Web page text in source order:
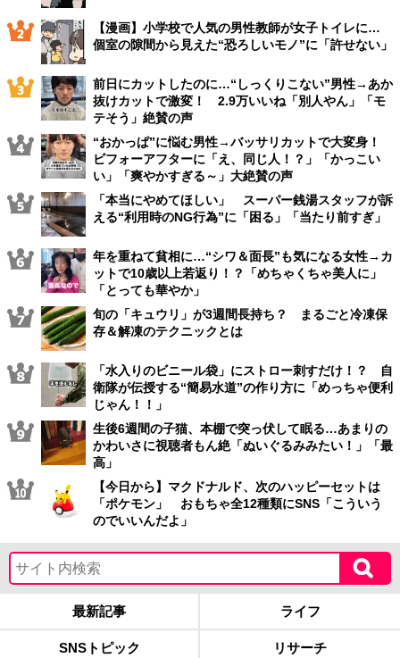
【漫画】小学校で人気の男性教師が女子トイレに…
個室の隙間から見えた“恐ろしいモノ”に「許せない」
前日にカットしたのに…“しっくりこない”男性→あか
抜けカットで激変！ 2.9万いいね「別人やん」「モ
テそう」絶賛の声
“おかっぱ”に悩む男性→バッサリカットで大変身！
ビフォーアフターに「え、同じ人！？」「かっこい
い」「爽やかすぎる～」大絶賛の声
「本当にやめてほしい」 スーパー銭湯スタッフが訴
える“利用時のNG行為”に「困る」「当たり前すぎ」
年を重ねて貧相に…“シワ＆面長”も気になる女性→カ
ットで10歳以上若返り！？「めちゃくちゃ美人に」
「とっても華やか」
旬の「キュウリ」が3週間長持ち？ まるごと冷凍保
存＆解凍のテクニックとは
「水入りのビニール袋」にストロー刺すだけ！？ 自
衛隊が伝授する“簡易水道”の作り方に「めっちゃ便利
じゃん！！」
生後6週間の子猫、本棚で突っ伏して眠る…あまりの
かわいさに視聴者もん絶「ぬいぐるみみたい！」「最
高」
【今日から】マクドナルド、次のハッピーセットは
「ポケモン」 おもちゃ全12種類にSNS「こういう
のでいいんだよ」
最新記事 ライフ
SNSトピック リサーチ